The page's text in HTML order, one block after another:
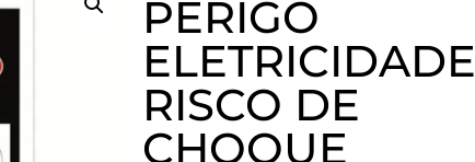
PERIGO
ELETRICIDADE
RISCO DE
CHOQUE